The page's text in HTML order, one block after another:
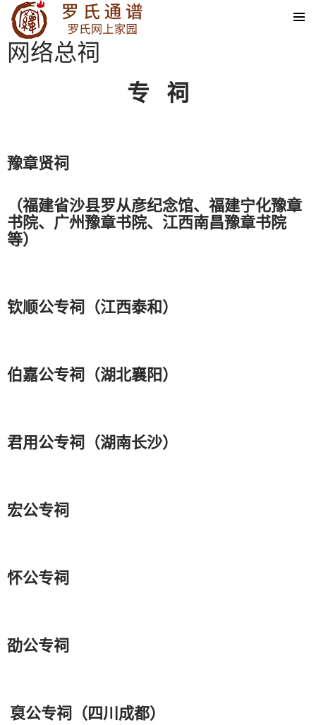
SKIP TO CONTENT
网络总祠
专 祠
豫章贤祠
（福建省沙县罗从彦纪念馆、福建宁化豫章
书院、广州豫章书院、江西南昌豫章书院
等）
钦顺公专祠（江西泰和）
伯嘉公专祠（湖北襄阳）
君用公专祠（湖南长沙）
宏公专祠
怀公专祠
劭公专祠
裒公专祠（四川成都）